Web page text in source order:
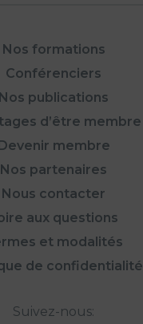
Nos formations
Conférenciers
Nos publications
d’être membre
Devenir membre
Nos partenaires
Nous contacter
aux questions
et modalités
de confidentialité
Suivez-nous: